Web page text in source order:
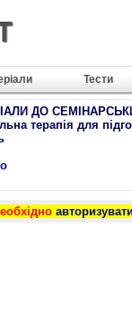
Тести
ДО
терапія для